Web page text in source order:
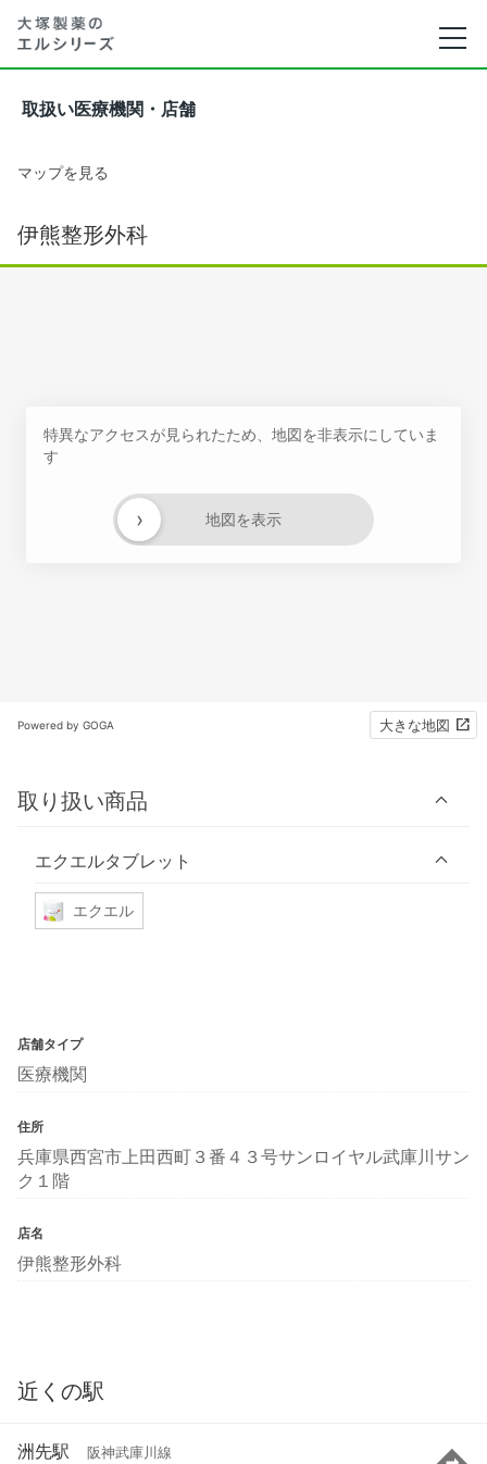
取扱い医療機関・店舗
マップを見る
伊熊整形外科
特異なアクセスが見られたため、地図を非表示にしていま
す
地図を表示
›
Powered by GOGA 大きな地図
取り扱い商品
エクエルタブレット
エクエル
店舗タイプ
医療機関
住所
兵庫県西宮市上田西町３番４３号サンロイヤル武庫川サン
ク１階
店名
伊熊整形外科
近くの駅
洲先駅 阪神武庫川線